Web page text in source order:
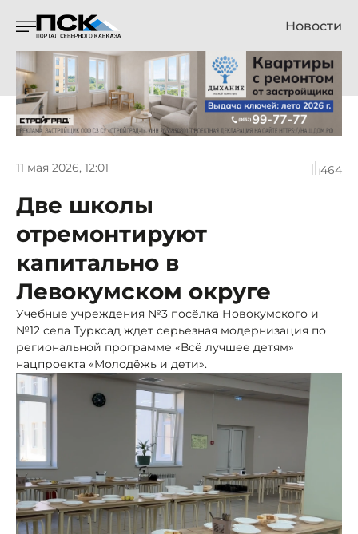
Новости
11 мая 2026, 12:01 464
Две школы
отремонтируют
капитально в
Левокумском округе
Учебные учреждения №3 посёлка Новокумского и
№12 села Турксад ждет серьезная модернизация по
региональной программе «Всё лучшее детям»
нацпроекта «Молодёжь и дети».